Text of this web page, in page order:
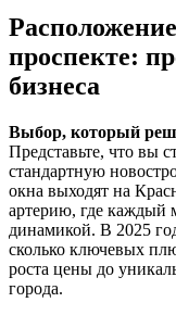
проспекте:
бизнеса
Выбор, который
Представьте, что вы
стандартную
окна выходят на
артерию, где каждый
динамикой. В 2025
сколько ключевых
роста цены до
города.